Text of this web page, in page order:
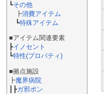
┗その他
┣消費アイテム
┗特殊アイテム
■アイテム関連要素
┣イノセント
┗特性(プロパティ)
■拠点施設
┣魔界病院
┃┣ガ邪ポン